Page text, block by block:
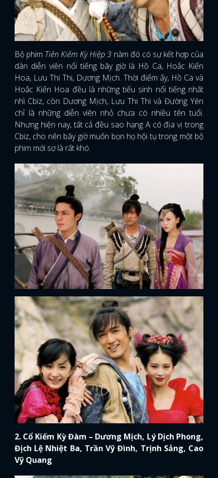
Bộ phim Tiên Kiếm Kỳ Hiệp 3 năm đó có sự kết hợp của
dàn diễn viên nổi tiếng bây giờ là Hồ Ca, Hoắc Kiến
Hoa, Lưu Thi Thi, Dương Mịch. Thời điểm ấy, Hồ Ca và
Hoắc Kiến Hoa đều là những tiểu sinh nổi tiếng nhất
nhì Cbiz, còn Dương Mịch, Lưu Thi Thi và Đường Yên
chỉ là những diễn viên nhỏ chưa có nhiều tên tuổi.
Nhưng hiện nay, tất cả đều sao hạng A có địa vị trong
Cbiz, cho nên bây giờ muốn bọn họ hội tụ trong một bộ
phim mới sợ là rất khó.
2. Cổ Kiếm Kỳ Đàm – Dương Mịch, Lý Dịch Phong,
Địch Lệ Nhiệt Ba, Trần Vỹ Đình, Trịnh Sảng, Cao
Vỹ Quang